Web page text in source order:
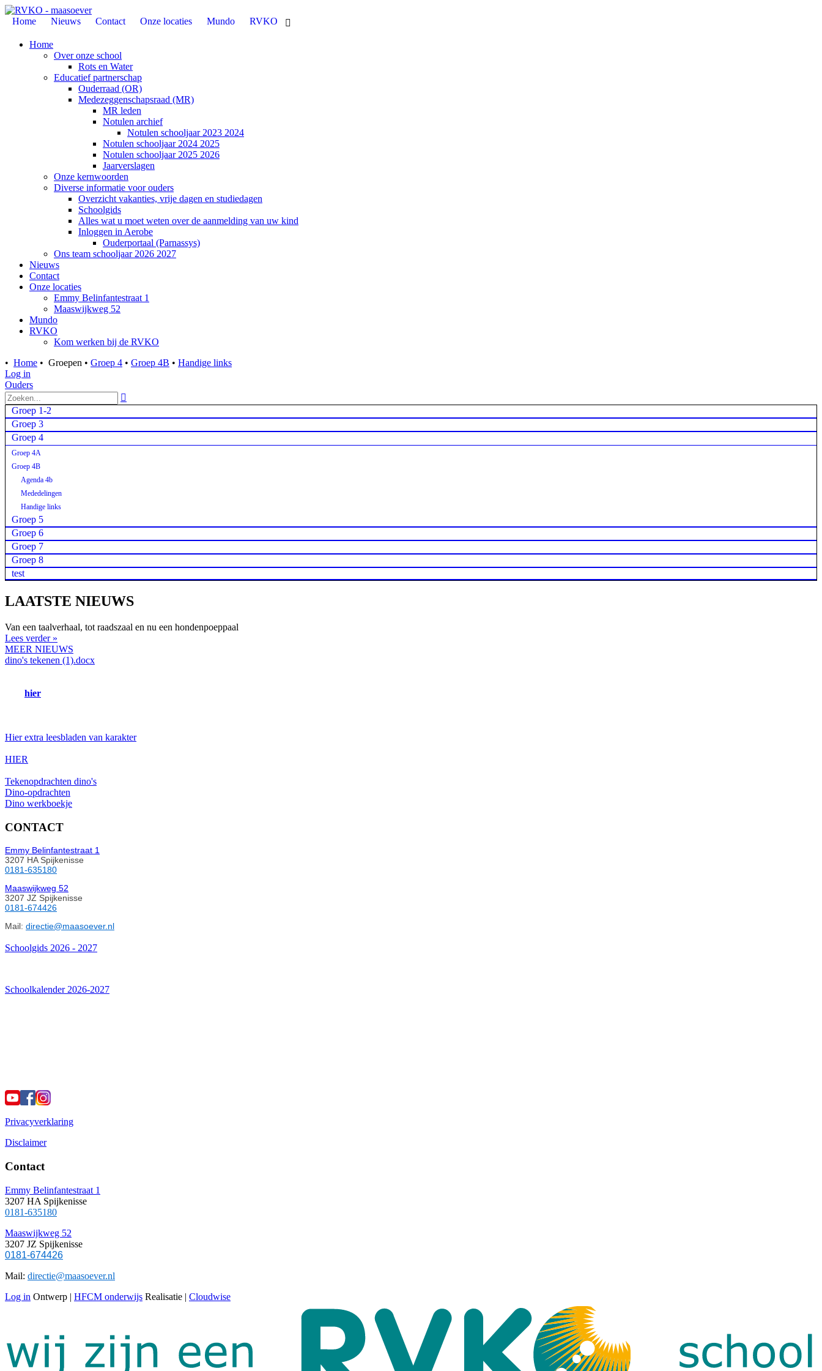
Home Nieuws Contact Onze locaties Mundo RVKO 
Home
Over onze school
Rots en Water
Educatief partnerschap
Ouderraad (OR)
Medezeggenschapsraad (MR)
MR leden
Notulen archief
Notulen schooljaar 2023 2024
Notulen schooljaar 2024 2025
Notulen schooljaar 2025 2026
Jaarverslagen
Onze kernwoorden
Diverse informatie voor ouders
Overzicht vakanties, vrije dagen en studiedagen
Schoolgids
Alles wat u moet weten over de aanmelding van uw kind
Inloggen in Aerobe
Ouderportaal (Parnassys)
Ons team schooljaar 2026 2027
Nieuws
Contact
Onze locaties
Emmy Belinfantestraat 1
Maaswijkweg 52
Mundo
RVKO
Kom werken bij de RVKO
• Home • Groepen • Groep 4 • Groep 4B • Handige links
Log in
Ouders

Groep 1-2
Groep 3
Groep 4
Groep 4A
Groep 4B
Agenda 4b
Mededelingen
Handige links
Groep 5
Groep 6
Groep 7
Groep 8
test
LAATSTE NIEUWS
Van een taalverhaal, tot raadszaal en nu een hondenpoeppaal
Lees verder »
MEER NIEUWS
dino's tekenen (1).docx
hier
Hier extra leesbladen van karakter
HIER
Tekenopdrachten dino's
Dino-opdrachten
Dino werkboekje
CONTACT
Emmy Belinfantestraat 1
3207 HA Spijkenisse
0181-635180
Maaswijkweg 52
3207 JZ Spijkenisse
0181-674426
Mail: directie@maasoever.nl
Schoolgids 2026 - 2027
Schoolkalender 2026-2027
Privacyverklaring
Disclaimer
Contact
Emmy Belinfantestraat 1
3207 HA Spijkenisse
0181-635180
Maaswijkweg 52
3207 JZ Spijkenisse
0181-674426
Mail: directie@maasoever.nl
Log in Ontwerp | HFCM onderwijs Realisatie | Cloudwise